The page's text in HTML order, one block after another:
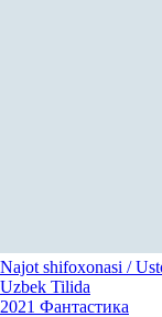
Najot shifoxonasi /
Uzbek Tilida
2021 Фантастика